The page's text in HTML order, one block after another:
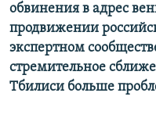
обвинения в адрес
продвижении
экспертном
стремительное
Тбилиси больше